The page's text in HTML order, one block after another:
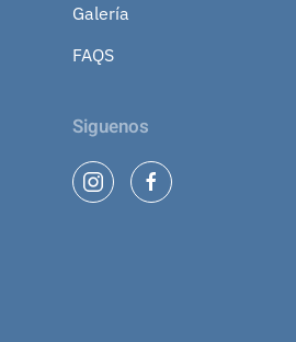
Galería
FAQS
Siguenos